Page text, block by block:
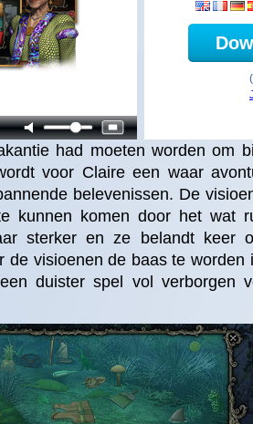
had moeten worden om
voor Claire een waar
belevenissen. De
kunnen komen door het wat
sterker en ze belandt keer
de visioenen de baas te worden
duister spel vol verborgen